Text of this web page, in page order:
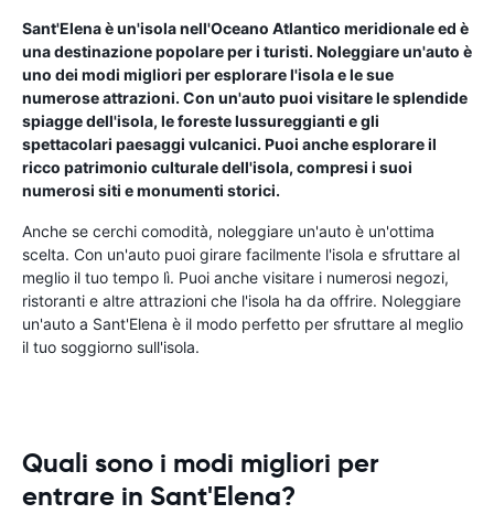
Sant'Elena è un'isola nell'Oceano Atlantico meridionale ed è
una destinazione popolare per i turisti. Noleggiare un'auto è
uno dei modi migliori per esplorare l'isola e le sue
numerose attrazioni. Con un'auto puoi visitare le splendide
spiagge dell'isola, le foreste lussureggianti e gli
spettacolari paesaggi vulcanici. Puoi anche esplorare il
ricco patrimonio culturale dell'isola, compresi i suoi
numerosi siti e monumenti storici.
Anche se cerchi comodità, noleggiare un'auto è un'ottima
scelta. Con un'auto puoi girare facilmente l'isola e sfruttare al
meglio il tuo tempo lì. Puoi anche visitare i numerosi negozi,
ristoranti e altre attrazioni che l'isola ha da offrire. Noleggiare
un'auto a Sant'Elena è il modo perfetto per sfruttare al meglio
il tuo soggiorno sull'isola.
Quali sono i modi migliori per
entrare in Sant'Elena?